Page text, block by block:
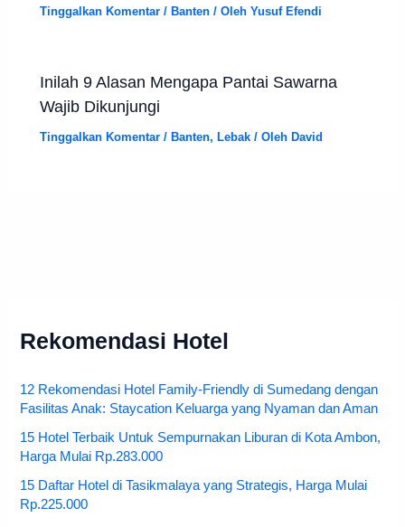
Tinggalkan Komentar / Banten / OlehYusuf Efendi
Inilah 9 Alasan Mengapa Pantai Sawarna
Wajib Dikunjungi
Tinggalkan Komentar / Banten, Lebak / Oleh David
Rekomendasi Hotel
12 Rekomendasi Hotel Family-Friendly di Sumedang dengan
Fasilitas Anak: Staycation Keluarga yang Nyaman dan Aman
15 Hotel Terbaik Untuk Sempurnakan Liburan di Kota Ambon,
Harga Mulai Rp.283.000
15 Daftar Hotel di Tasikmalaya yang Strategis, Harga Mulai
Rp.225.000